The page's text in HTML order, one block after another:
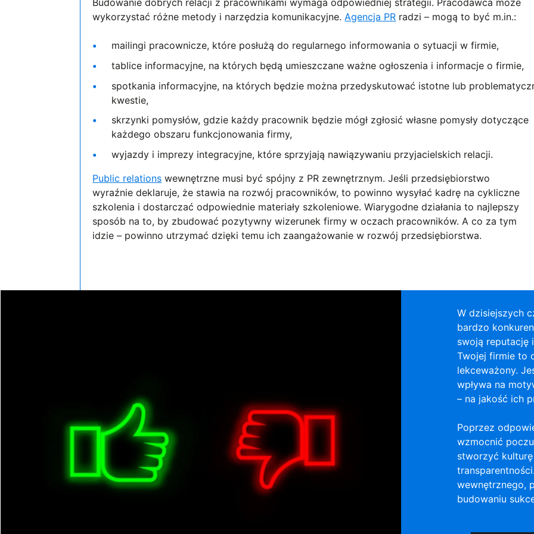
Budowanie dobrych relacji z pracownikami wymaga odpowiedniej strategii. Pracodawca może
wykorzystać różne metody i narzędzia komunikacyjne.Agencja PR radzi – mogą to być m.in.:
mailingi pracownicze, które posłużą do regularnego informowania o sytuacji w firmie,
tablice informacyjne, na których będą umieszczane ważne ogłoszenia i informacje o firmie,
spotkania informacyjne, na których będzie można przedyskutować istotne lub
kwestie,
skrzynki pomysłów, gdzie każdy pracownik będzie mógł zgłosić własne pomysły dotyczące
każdego obszaru funkcjonowania firmy,
wyjazdy i imprezy integracyjne, które sprzyjają nawiązywaniu przyjacielskich relacji.
Public relations wewnętrzne musi być spójny z PR zewnętrznym. Jeśli przedsiębiorstwo
wyraźnie deklaruje, że stawia na rozwój pracowników, to powinno wysyłać kadrę na cykliczne
szkolenia i dostarczać odpowiednie materiały szkoleniowe. Wiarygodne działania to najlepszy
sposób na to, by zbudować pozytywny wizerunek firmy w oczach pracowników. A co za tym
idzie – powinno utrzymać dzięki temu ich zaangażowanie w rozwój przedsiębiorstwa.
W dzisiejszych
bardzo
swoją reputację
Twojej firmie to
lekceważony.
wpływa na
– na jakość ich
Poprzez
wzmocnić
stworzyć
wewnętrznego,
budowaniu